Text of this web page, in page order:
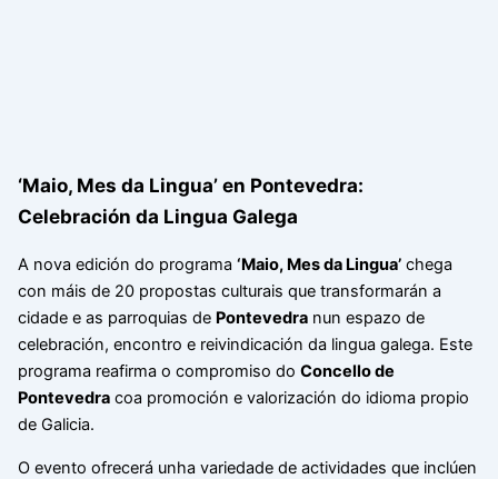
‘Maio, Mes da Lingua’ en Pontevedra:
Celebración da Lingua Galega
A nova edición do programa ‘Maio, Mes da Lingua’chega
con máis de 20 propostas culturais que transformarán a
cidade e as parroquias de Pontevedranun espazo de
celebración, encontro e reivindicación da lingua galega. Este
programa reafirma o compromiso do Concello de
Pontevedracoa promoción e valorización do idioma propio
de Galicia.
O evento ofrecerá unha variedade de actividades que inclúen